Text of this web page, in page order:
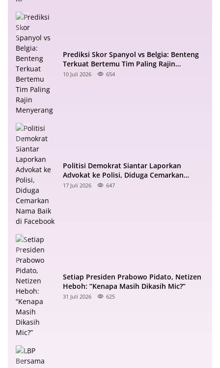
Prediksi Skor Spanyol vs Belgia: Benteng
Terkuat Bertemu Tim Paling Rajin
Menyerang
10 Juli 2026 654
Politisi Demokrat Siantar Laporkan
Advokat ke Polisi, Diduga Cemarkan
Nama Baik di Facebook
17 Juli 2026 647
Setiap Presiden Prabowo Pidato, Netizen
Heboh: “Kenapa Masih Dikasih Mic?”
31 Juli 2026 625